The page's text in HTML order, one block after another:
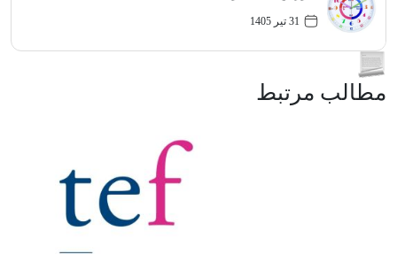
31 تیر 1405
مطالب مرتبط